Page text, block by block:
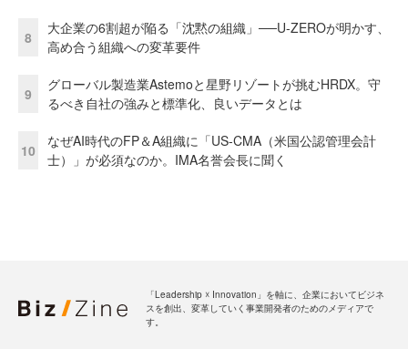
8
大企業の6割超が陥る「沈黙の組織」──U-ZEROが明かす、
高め合う組織への変革要件
9
グローバル製造業Astemoと星野リゾートが挑むHRDX。守
るべき自社の強みと標準化、良いデータとは
10
なぜAI時代のFP＆A組織に「US-CMA（米国公認管理会計
士）」が必須なのか。IMA名誉会長に聞く
「Leadership ☓ Innovation」を軸に、企業においてビジネ
スを創出、変革していく事業開発者のためのメディアで
す。